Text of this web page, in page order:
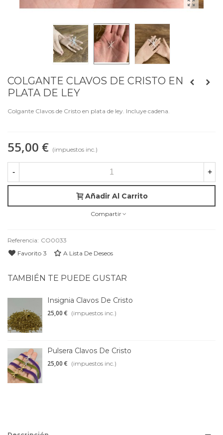
COLGANTE CLAVOS DE CRISTO EN
PLATA DE LEY
Colgante Clavos de Cristo en plata de ley. Incluye cadena.
55,00 € (impuestos inc.)
- +
Añadir Al Carrito
Compartir
Referencia: CO0033
Favorito 3 A Lista De Deseos
TAMBIÉN TE PUEDE GUSTAR
Insignia Clavos De Cristo
25,00 € (impuestos inc.)
Pulsera Clavos De Cristo
25,00 € (impuestos inc.)